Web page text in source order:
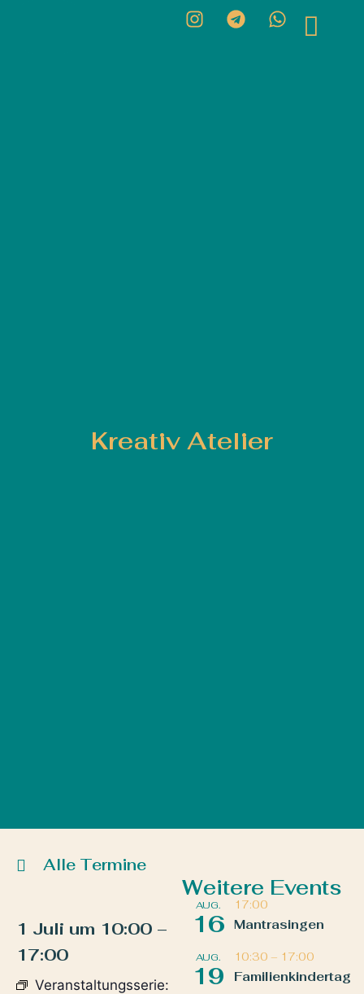
Kreativ Atelier
Alle Termine
1 Juli um 10:00 –
17:00
Veranstaltungsserie:
Weitere Events
AUG.
16
17:00
Mantrasingen
AUG.
19
10:30 – 17:00
Familienkindertag